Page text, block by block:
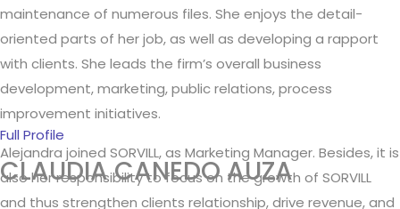
maintenance of numerous files. She enjoys the detail-
oriented parts of her job, as well as developing a rapport
with clients. She leads the firm’s overall business
development, marketing, public relations, process
improvement initiatives.
Alejandra joined SORVILL, as Marketing Manager. Besides, it is
also her responsibility to focus on the growth of SORVILL
and thus strengthen clients relationship, drive revenue, and
Full Profile
CLAUDIA CANEDO AUZA